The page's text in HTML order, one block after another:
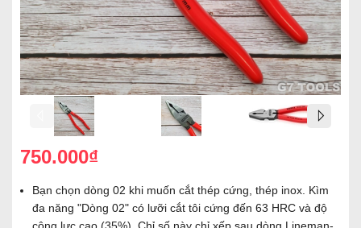
750.000₫
Bạn chọn dòng 02 khi muốn cắt thép cứng, thép inox. Kìm
đa năng "Dòng 02" có lưỡi cắt tôi cứng đến 63 HRC và độ